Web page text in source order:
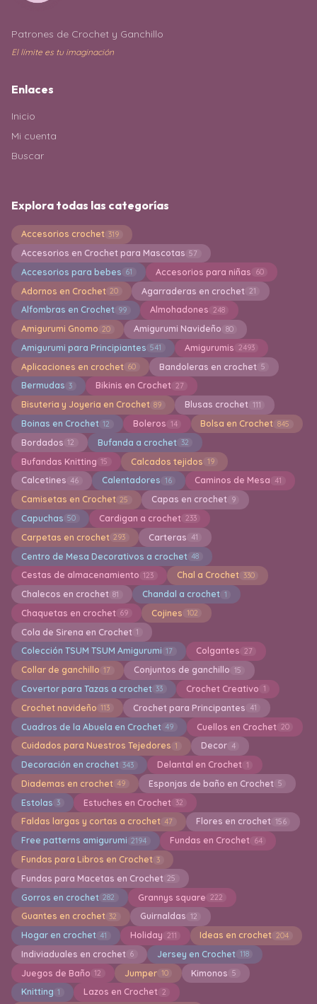
Patrones de Crochet y Ganchillo
El límite es tu imaginación
Enlaces
Inicio
Mi cuenta
Buscar
Explora todas las categorías
Accesorios crochet 319
Accesorios en Crochet para Mascotas 57
Accesorios para bebes 61 Accesorios para niñas 60
Adornos en Crochet 20 Agarraderas en crochet 21
Alfombras en Crochet 99 Almohadones 248
Amigurumi Gnomo 20 Amigurumi Navideño 80
Amigurumi para Principiantes 541 Amigurumis 2493
Aplicaciones en crochet 60 Bandoleras en crochet 5
Bermudas 3 Bikinis en Crochet 27
Bisuteria y Joyeria en Crochet 89 Blusas crochet 111
Boinas en Crochet 12 Boleros 14 Bolsa en Crochet 845
Bordados 12 Bufanda a crochet 32
Bufandas Knitting 15 Calcados tejidos 19
Calcetines 46 Calentadores 16 Caminos de Mesa 41
Camisetas en Crochet 25 Capas en crochet 9
Capuchas 50 Cardigan a crochet 233
Carpetas en crochet 293 Carteras 41
Centro de Mesa Decorativos a crochet 48
Cestas de almacenamiento 123 Chal a Crochet 330
Chalecos en crochet 81 Chandal a crochet 1
Chaquetas en crochet 69 Cojines 102
Cola de Sirena en Crochet 1
Colección TSUM TSUM Amigurumi 17 Colgantes 27
Collar de ganchillo 17 Conjuntos de ganchillo 15
Covertor para Tazas a crochet 33 Crochet Creativo 1
Crochet navideño 113 Crochet para Principantes 41
Cuadros de la Abuela en Crochet 49 Cuellos en Crochet 20
Cuidados para Nuestros Tejedores 1 Decor 4
Decoración en crochet 343 Delantal en Crochet 1
Diademas en crochet 49 Esponjas de baño en Crochet 5
Estolas 3 Estuches en Crochet 32
Faldas largas y cortas a crochet 47 Flores en crochet 156
Free patterns amigurumi 2194 Fundas en Crochet 64
Fundas para Libros en Crochet 3
Fundas para Macetas en Crochet 25
Gorros en crochet 282 Grannys square 222
Guantes en crochet 32 Guirnaldas 12
Hogar en crochet 41 Holiday 211 Ideas en crochet 204
Indiviaduales en crochet 6 Jersey en Crochet 118
Juegos de Baño 12 Jumper 10 Kimonos 5
Knitting 1 Lazos en Crochet 2